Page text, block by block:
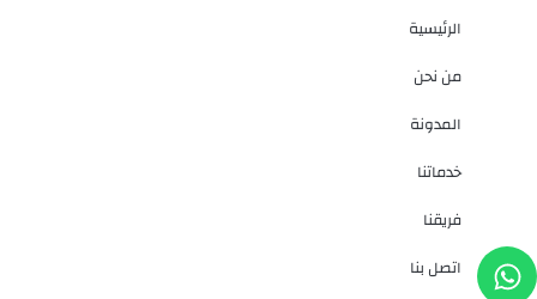
W
h
P
h
الرئيسية
من نحن
المدونة
خدماتنا
فريقنا
اتصل بنا